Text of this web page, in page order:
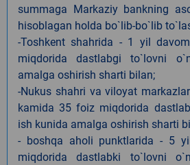
summaga Markaziy bankning
hisoblagan holda bo`lib-bo`lib
-Toshkent shahrida - 1 yil
miqdorida dastlabgi to`lovni
amalga oshirish sharti bilan;
-Nukus shahri va viloyat
kamida 35 foiz miqdorida
ish kunida amalga oshirish sharti
- boshqa aholi punktlarida - 5
miqdorida dastlabki to`lovni